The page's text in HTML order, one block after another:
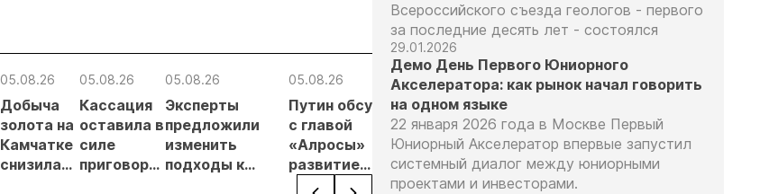
05.08.26
Добыча
золота на
Камчатке
снизилась
05.08.26
Кассация
оставила в
силе
приговор
05.08.26
Эксперты
предложили
изменить
подходы к
05.08.26
Путин обсудил
с главой
«Алросы»
развитие
золотодобычи
04.08.26
Продажи
золотых
слитков через
Россельхозбанк
выросли на 31%
04.08.26
ООО
«ЗапСибЗолото»
более 7 млн
рублей за
04.08.26
принципа:
Всероссийского съезда геологов - первого
за последние десять лет - состоялся
29.01.2026
Демо День Первого Юниорного
Акселератора: как рынок начал говорить
на одном языке
22 января 2026 года в Москве Первый
Юниорный Акселератор впервые запустил
системный диалог между юниорными
проектами и инвесторами.